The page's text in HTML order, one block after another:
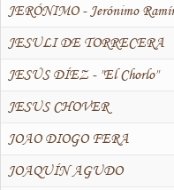
JERÓNIMO - Jerónimo
JESULI DE TORRECERA
JESÚS DÍEZ - "El Chorlo"
JESUS CHOVER
JOAO DIOGO FERA
JOAQUÍN AGUDO